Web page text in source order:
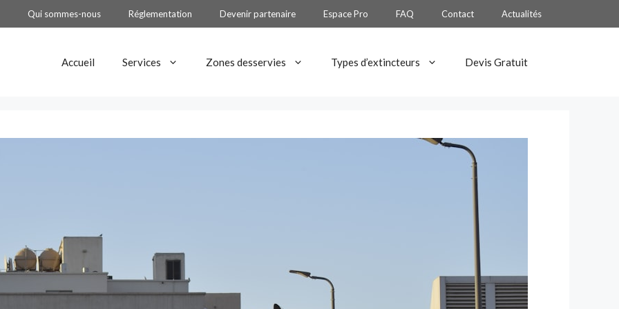
Qui sommes-nous Réglementation Devenir partenaire Espace Pro FAQ Contact Actualités
Accueil Services Zones desservies Types d’extincteurs Devis Gratuit